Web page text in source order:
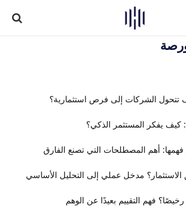
تتحول الشركات إلى فرص استثمارية؟
يفكر المستثمر الذكي؟
أهم المصطلحات التي تصنع الفارق
مدخل عملي إلى التحليل الأساسي
فهم التقييم بعيدًا عن الوهم